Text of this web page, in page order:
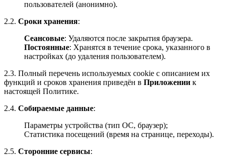
пользователей (анонимно).
2.2. Сроки хранения:
Сеансовые: Удаляются после закрытия браузера.
Постоянные: Хранятся в течение срока, указанного в
настройках (до удаления пользователем).
2.3. Полный перечень используемых cookie с описанием их
функций и сроков хранения приведён в Приложении к
настоящей Политике.
2.4. Собираемые данные:
Параметры устройства (тип ОС, браузер);
Статистика посещений (время на странице, переходы).
2.5. Сторонние сервисы: